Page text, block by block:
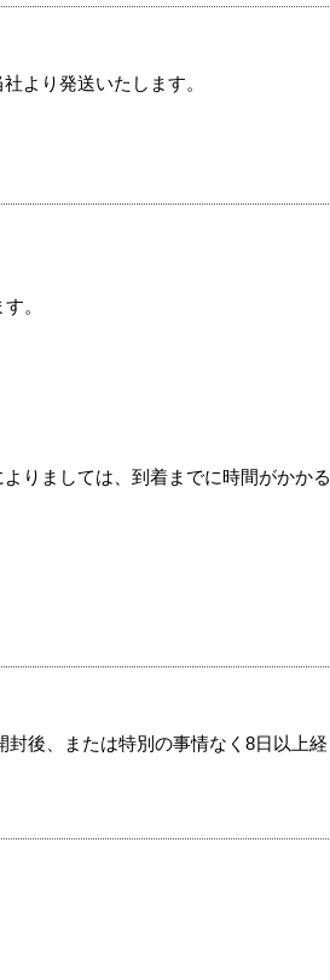
より発送いたします。
。
りましては、到着までに時間がかかる
後、または特別の事情なく8日以上経